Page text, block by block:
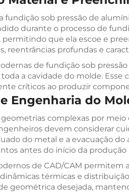
fundição sob pressão de
durante o processo de
permitindo que ela escoe e
reentrâncias profundas e
de fundição sob
a cavidade do molde.
críticos ao produzir
Engenharia do
geometrias complexas por
devem considerar
do metal e a evacuação
antes do início da produção
de CAD/CAM permitem
térmicas e
geométrica desejada,